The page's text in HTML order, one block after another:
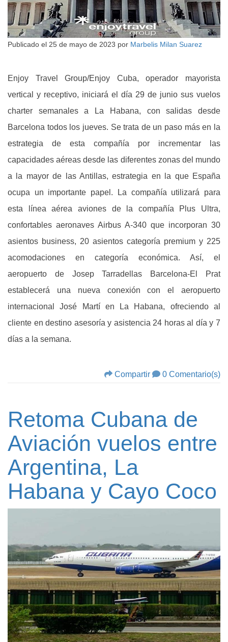
Publicado el 25 de mayo de 2023 por Marbelis Milan Suarez
Enjoy Travel Group/Enjoy Cuba, operador mayorista
vertical y receptivo, iniciará el día 29 de junio sus vuelos
charter semanales a La Habana, con salidas desde
Barcelona todos los jueves. Se trata de un paso más en la
estrategia de esta compañía por incrementar las
capacidades aéreas desde las diferentes zonas del mundo
a la mayor de las Antillas, estrategia en la que España
ocupa un importante papel. La compañía utilizará para
esta línea aérea aviones de la compañía Plus Ultra,
confortables aeronaves Airbus A-340 que incorporan 30
asientos business, 20 asientos categoría premium y 225
acomodaciones en categoría económica. Así, el
aeropuerto de Josep Tarradellas Barcelona-El Prat
establecerá una nueva conexión con el aeropuerto
internacional José Martí en La Habana, ofreciendo al
cliente en destino asesoría y asistencia 24 horas al día y 7
días a la semana.
Compartir 0 Comentario(s)
Retoma Cubana de
Aviación vuelos entre
Argentina, La
Habana y Cayo Coco